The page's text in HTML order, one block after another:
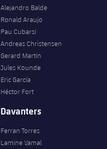
Alejandro Balde
Ronald Araujo
Pau Cubarsí
Andreas Christensen
Gerard Martín
Jules Kounde
Eric García
Héctor Fort
Davanters
Ferran Torres
Lamine Yamal